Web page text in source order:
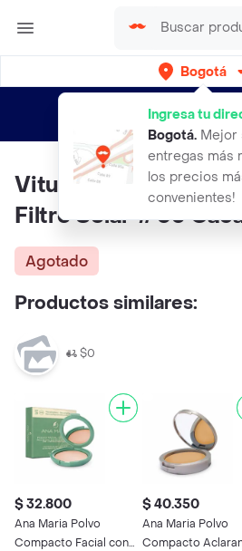
Bogotá
Ingresa tu
Bogotá. Mejor
entregas más
los precios
convenientes!
envíos gratis por
Vitu Polvo Compacto
Filtro Solar #05
Agotado
Productos similares:
$0
$ 32.800
Ana Maria Polvo
Compacto Facial con
$ 40.350
Ana Maria Polvo
Compacto